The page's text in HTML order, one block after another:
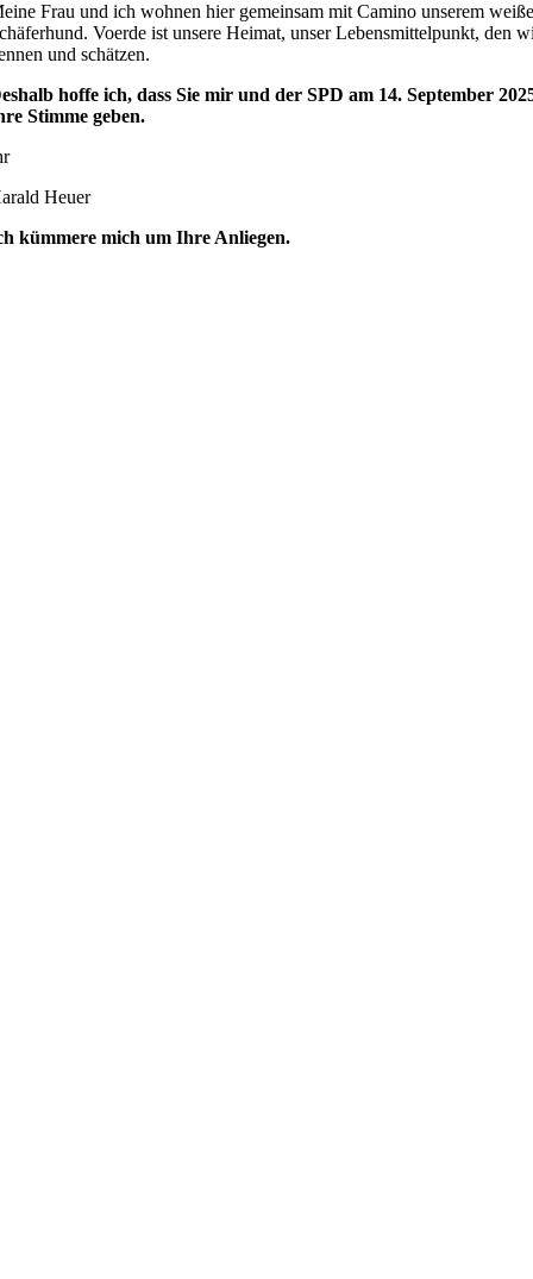
Frau und ich wohnen hier gemeinsam mit Camino unserem
Voerde ist unsere Heimat, unser Lebensmittelpunkt, den
und schätzen.
hoffe ich, dass Sie mir und der SPD am 14. September
Stimme geben.
Heuer
kümmere mich um Ihre Anliegen.